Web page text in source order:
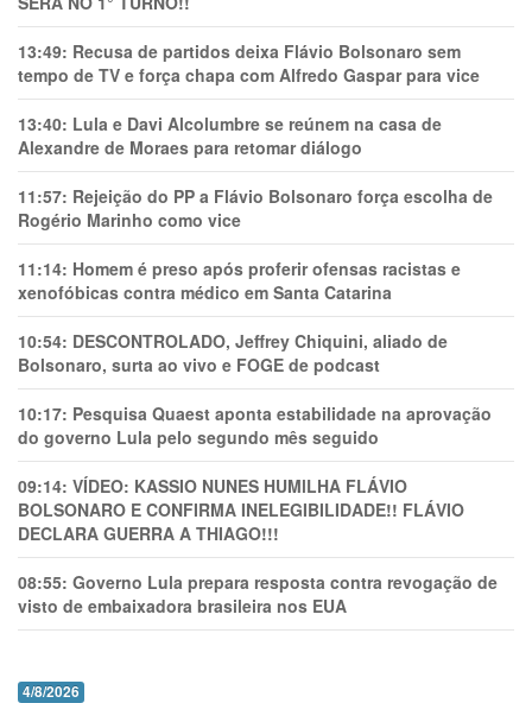
13:49: Recusa de partidos deixa Flávio Bolsonaro sem
tempo de TV e força chapa com Alfredo Gaspar para vice
13:40: Lula e Davi Alcolumbre se reúnem na casa de
Alexandre de Moraes para retomar diálogo
11:57: Rejeição do PP a Flávio Bolsonaro força escolha de
Rogério Marinho como vice
11:14: Homem é preso após proferir ofensas racistas e
xenofóbicas contra médico em Santa Catarina
10:54: DESCONTROLADO, Jeffrey Chiquini, aliado de
Bolsonaro, surta ao vivo e FOGE de podcast
10:17: Pesquisa Quaest aponta estabilidade na aprovação
do governo Lula pelo segundo mês seguido
09:14: VÍDEO: KASSIO NUNES HUMlLHA FLÁVIO
BOLSONARO E CONFIRMA INELEGIBILIDADE!! FLÁVIO
DECLARA GUERRA A THIAGO!!!
08:55: Governo Lula prepara resposta contra revogação de
visto de embaixadora brasileira nos EUA
4/8/2026